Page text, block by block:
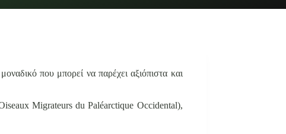
που μπορεί να παρέχει αξιόπιστα και
Migrateurs du Paléarctique Occidental),